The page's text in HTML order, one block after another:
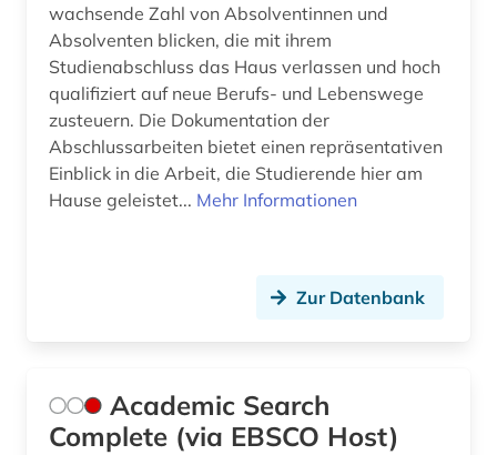
bauvergabe (2)
bauvertrag (1)
bauvorhaben (1)
bauvorschriften (1)
bauweise (1)
bauwesen (17)
bauzeichnung (1)
wachsende Zahl von Absolventinnen und
Absolventen blicken, die mit ihrem
Studienabschluss das Haus verlassen und hoch
qualifiziert auf neue Berufs- und Lebenswege
zusteuern. Die Dokumentation der
Abschlussarbeiten bietet einen repräsentativen
Einblick in die Arbeit, die Studierende hier am
Hause geleistet... Mehr Informationen
Zur Datenbank
Academic Search
Complete (via EBSCO Host)